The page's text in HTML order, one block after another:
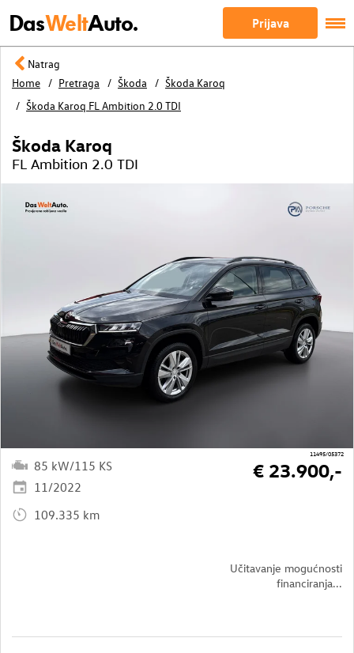
DasWeltAuto. Prijava
Natrag
Home
Pretraga Škoda
Škoda Karoq
Škoda Karoq FL Ambition 2.0 TDI
11495/05372
Škoda Karoq
FL Ambition 2.0 TDI
85 kW/115 KS
11/2022
109.335 km
Učitavanje mogućnosti
financiranja...
€ 23.900,-